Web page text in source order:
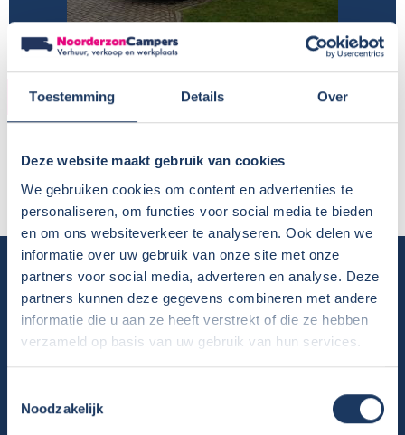
Toestemming Details Over
Deze website maakt gebruik van cookies
We gebruiken cookies om content en advertenties te
personaliseren, om functies voor social media te bieden
en om ons websiteverkeer te analyseren. Ook delen we
informatie over uw gebruik van onze site met onze
partners voor social media, adverteren en analyse. Deze
partners kunnen deze gegevens combineren met andere
informatie die u aan ze heeft verstrekt of die ze hebben
verzameld op basis van uw gebruik van hun services.
Noodzakelijk
HUURDER
Plaats / Provincie:
Noord-Holland
Periode:
Meivakantie 2017
Camper huren
Overzicht huurcampers
Gratis E-book – Tig Vragen en Antwoorden over het Huren van
een Camper